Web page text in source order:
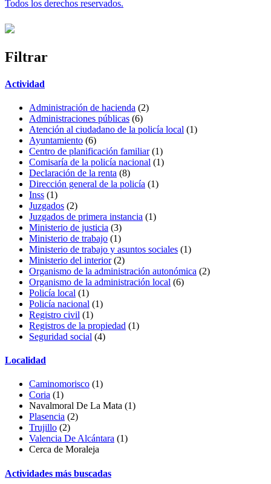
Todos los derechos reservados.
Filtrar
Actividad
Administración de hacienda (2)
Administraciones públicas (6)
Atención al ciudadano de la policía local (1)
Ayuntamiento (6)
Centro de planificación familiar(1)
Comisaría de la policía nacional (1)
Declaración de la renta (8)
Dirección general de la policía (1)
Inss (1)
Juzgados (2)
Juzgados de primera instancia (1)
Ministerio de justicia (3)
Ministerio de trabajo (1)
Ministerio de trabajo y asuntos sociales (1)
Ministerio del interior(2)
Organismo de la administración autonómica (2)
Organismo de la administración local (6)
Policía local (1)
Policía nacional (1)
Registro civil (1)
Registros de la propiedad (1)
Seguridad social (4)
Localidad
Caminomorisco (1)
Coria (1)
Navalmoral De La Mata (1)
Plasencia (2)
Trujillo (2)
Valencia De Alcántara (1)
Cerca de Moraleja
Actividades más buscadas